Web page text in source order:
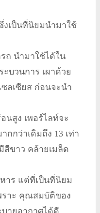
งเป็นที่นิยมนำมาใช้
ถ นำมาใช้ได้ใน
บวนการ เผาด้วย
ซลเซียส ก่อนจะนำ
นสูง เพอร์ไลท์จะ
กว่าเดิมถึง 13 เท่า
ขาว คล้ายเมล็ด
าร แต่ที่เป็นที่นิยม
ราะ คุณสมบัติของ